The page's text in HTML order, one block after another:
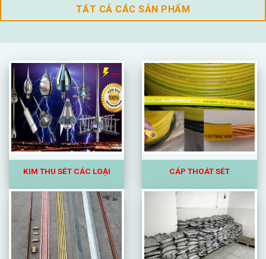
TẤT CẢ CÁC SẢN PHẨM
KIM THU SÉT CÁC LOẠI CÁP THOÁT SÉT